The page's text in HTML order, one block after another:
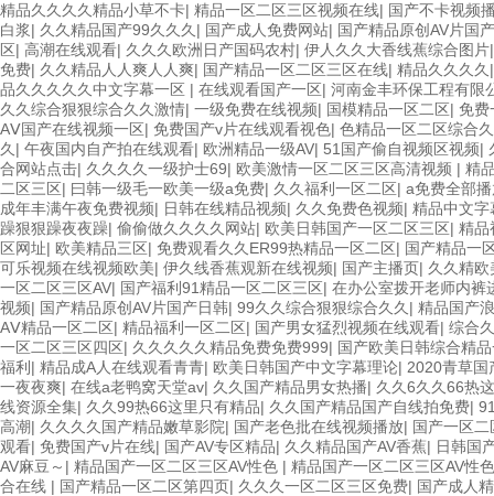
精品久久久久精品小草不卡| 精品一区二区三区视频在线| 国产不卡视频
白浆| 久久精品国产99久久久 | 国产成人免费网站| 国产精品原创AV片国
区| 高潮在线观看| 久久久欧洲日产国码农村| 伊人久久大香线蕉综合图片
免费| 久久精品人人爽人人爽| 国产精品一区二区三区在线| 精品久久久久
品久久久久久中文字幕一区 | 在线观看国产一区| 河南金丰环保工程有限
久久综合狠狠综合久久激情| 一级免费在线视频| 国模精品一区二区| 免费
AⅤ国产在线视频一区| 免费国产v片在线观看视色| 色精品一区二区综合
久 | 午夜国内自产拍在线观看| 欧洲精品一级AV| 51国产偷自视频区视频|
合网站点击| 久久久久一级护士69| 欧美激情一区二区三区高清视频 | 精
二区三区| 曰韩一级毛一欧美一级a免费| 久久福利一区二区| a免费全部
成年丰满午夜免费视频| 日韩在线精品视频| 久久免费色视频| 精品中文字
躁狠狠躁夜夜躁| 偷偷做久久久久网站| 欧美日韩国产一区二区三区| 精品
区网址| 欧美精品三区| 免费观看久久ER99热精品一区二区| 国产精品一
可乐视频在线视频欧美| 伊久线香蕉观新在线视频| 国产主播页| 久久精
一区二区三区AV| 国产福利91精品一区二区三区| 在办公室拨开老师内裤
视频| 国产精品原创AV片国产日韩| 99久久综合狠狠综合久久 | 精品国产
AⅤ精品一区二区| 精品福利一区二区| 国产男女猛烈视频在线观看| 综合
一区二区三区四区| 久久久久久精品免费免费999| 国产欧美日韩综合精
福利 | 精品成A人在线观看青青| 欧美日韩国产中文字幕理论| 2020青草国
一夜夜爽| 在线a老鸭窝天堂av| 久久国产精品男女热播| 久久6久久66热
线资源全集| 久久99热66这里只有精品| 久久国产精品国产自线拍免费|
高潮| 久久久久国产精品嫩草影院| 国产老色批在线视频播放| 国产一区
观看| 免费国产v片在线| 国产AV专区精品| 久久精品国产AV香蕉| 日韩国
AV麻豆～ | 精品国产一区二区三区AV性色 | 精品国产一区二区三区AV性色
合在线 | 国产精品一区二区第四页| 久久久一区二区三区免费| 国产成人